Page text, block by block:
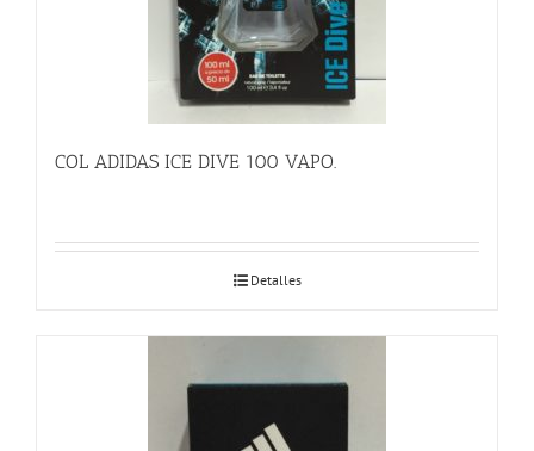
COL ADIDAS ICE DIVE 100 VAPO.
Detalles